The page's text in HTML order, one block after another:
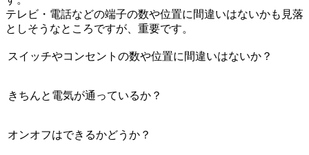
テレビ・電話などの端子の数や位置に間違いはないかも見落
としそうなところですが、重要です。
スイッチやコンセントの数や位置に間違いはないか？
きちんと電気が通っているか？
オンオフはできるかどうか？